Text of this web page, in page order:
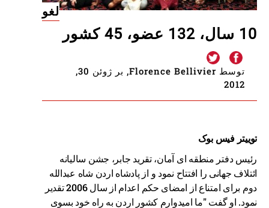
10 سال، 132 عضو، 45 کشور
لغو
توسط Florence Bellivier, بر ژوئن 30,
2012
توییتر فیس بوک
رئیس دفتر منطقه ای آمان، تقرید جابر، جشن سالیانه
ائتلاف جهانی را افتتاح نمود و از پادشاه اردن شاه عبدالله
دوم برای امتناع از امضای حکم اعدام از سال 2006 تقدیر
نمود. او گفت "ما امیدوارم کشور اردن به راه خود بسوی